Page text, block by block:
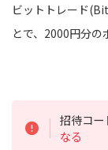
ビットトレード
とで、2000円分の
招待コー
なる